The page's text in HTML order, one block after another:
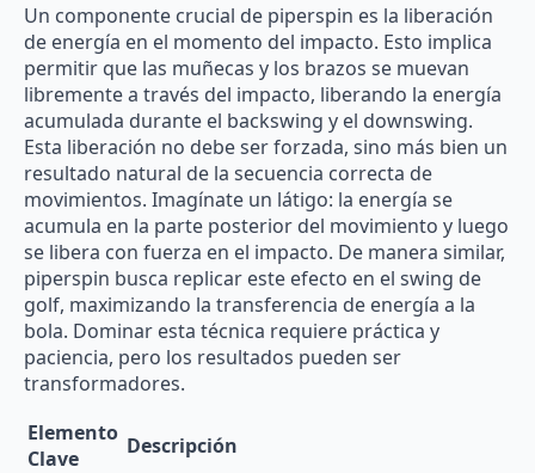
Un componente crucial de piperspin es la liberación
de energía en el momento del impacto. Esto implica
permitir que las muñecas y los brazos se muevan
libremente a través del impacto, liberando la energía
acumulada durante el backswing y el downswing.
Esta liberación no debe ser forzada, sino más bien un
resultado natural de la secuencia correcta de
movimientos. Imagínate un látigo: la energía se
acumula en la parte posterior del movimiento y luego
se libera con fuerza en el impacto. De manera similar,
piperspin busca replicar este efecto en el swing de
golf, maximizando la transferencia de energía a la
bola. Dominar esta técnica requiere práctica y
paciencia, pero los resultados pueden ser
transformadores.
Elemento
Clave
Descripción